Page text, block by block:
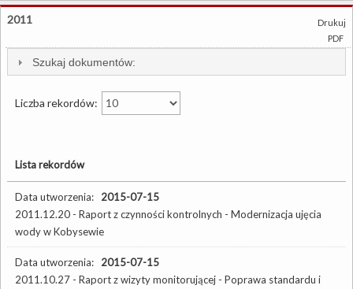
Drukuj
PDF
2011
Szukaj dokumentów:
Liczba rekordów:
Lista rekordów
Data utworzenia: 2015-07-15
2011.12.20 - Raport z czynności kontrolnych - Modernizacja ujęcia
wody w Kobysewie
Data utworzenia: 2015-07-15
2011.10.27 - Raport z wizyty monitorującej - Poprawa standardu i